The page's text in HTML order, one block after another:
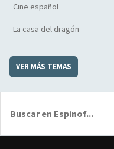
Cine español
La casa del dragón
VER MÁS TEMAS